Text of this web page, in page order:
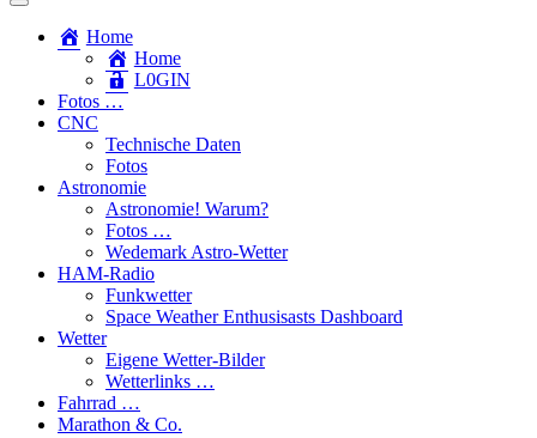
Toggle
search
field
Home
Home
L​0​​GIN
Fotos …
CNC
Technische Daten
Fotos
Astronomie
Astronomie! Warum?
Fotos …
Wedemark Astro-Wetter
HAM-Radio
Funkwetter
Space Weather Enthusisasts Dashboard
Wetter
Eigene Wetter-Bilder
Wetterlinks …
Fahrrad …
Marathon & Co.